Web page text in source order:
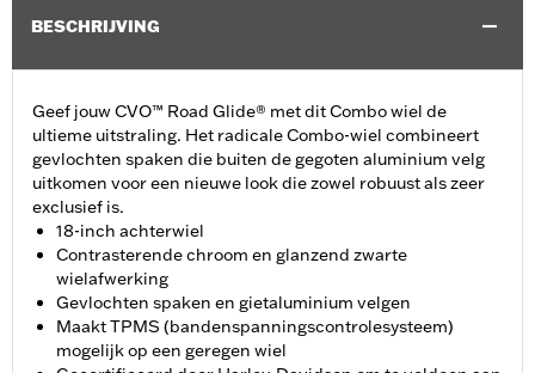
BESCHRIJVING
Geef jouw CVO™ Road Glide® met dit Combo wiel de
ultieme uitstraling. Het radicale Combo-wiel combineert
gevlochten spaken die buiten de gegoten aluminium velg
uitkomen voor een nieuwe look die zowel robuust als zeer
exclusief is.
18-inch achterwiel
Contrasterende chroom en glanzend zwarte
wielafwerking
Gevlochten spaken en gietaluminium velgen
Maakt TPMS (bandenspanningscontrolesysteem)
mogelijk op een geregen wiel